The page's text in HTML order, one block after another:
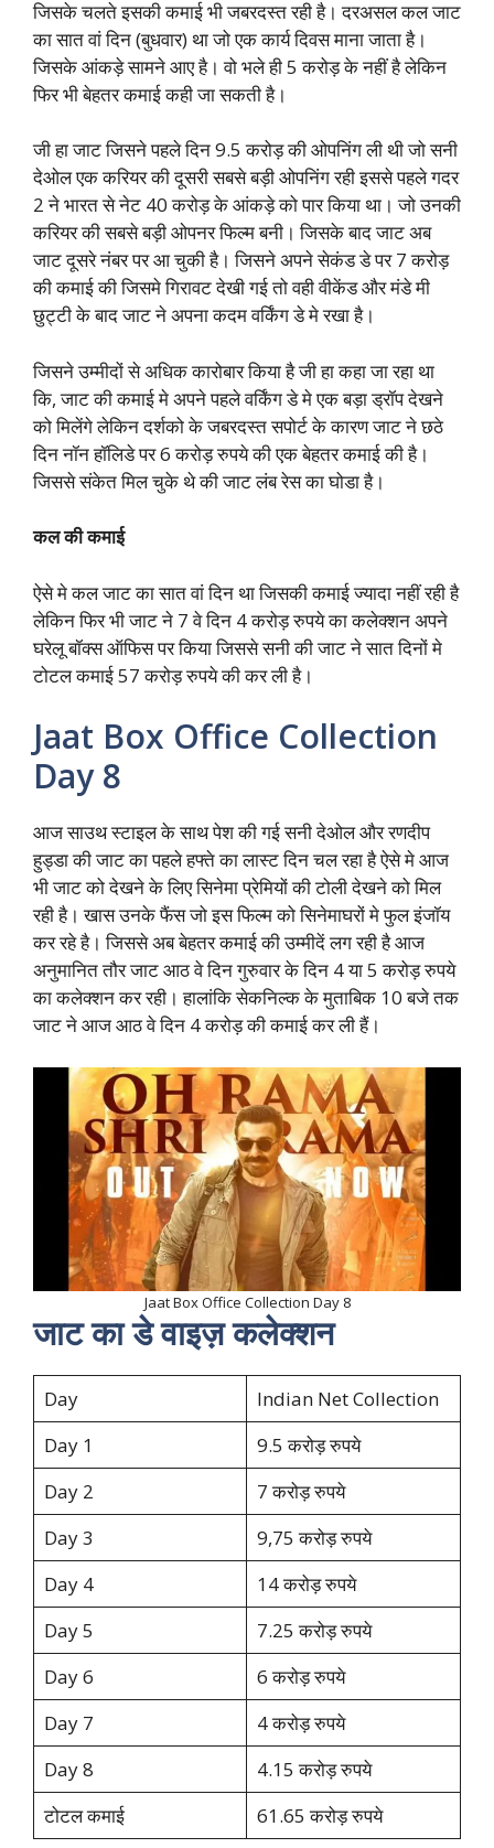
जिसके चलते इसकी कमाई भी जबरदस्त रही है। दरअसल कल जाट
का सात वां दिन (बुधवार) था जो एक कार्य दिवस माना जाता है।
जिसके आंकड़े सामने आए है। वो भले ही 5 करोड़ के नहीं है लेकिन
फिर भी बेहतर कमाई कही जा सकती है।
जी हा जाट जिसने पहले दिन 9.5 करोड़ की ओपनिंग ली थी जो सनी
देओल एक करियर की दूसरी सबसे बड़ी ओपनिंग रही इससे पहले गदर
2 ने भारत से नेट 40 करोड़ के आंकड़े को पार किया था। जो उनकी
करियर की सबसे बड़ी ओपनर फिल्म बनी। जिसके बाद जाट अब
जाट दूसरे नंबर पर आ चुकी है। जिसने अपने सेकंड डे पर 7 करोड़
की कमाई की जिसमे गिरावट देखी गई तो वही वीकेंड और मंडे मी
छुट्टी के बाद जाट ने अपना कदम वर्किंग डे मे रखा है।
जिसने उम्मीदों से अधिक कारोबार किया है जी हा कहा जा रहा था
कि, जाट की कमाई मे अपने पहले वर्किंग डे मे एक बड़ा ड्रॉप देखने
को मिलेंगे लेकिन दर्शको के जबरदस्त सपोर्ट के कारण जाट ने छठे
दिन नॉन हॉलिडे पर 6 करोड़ रुपये की एक बेहतर कमाई की है।
जिससे संकेत मिल चुके थे की जाट लंब रेस का घोडा है।
कल की कमाई
ऐसे मे कल जाट का सात वां दिन था जिसकी कमाई ज्यादा नहीं रही है
लेकिन फिर भी जाट ने 7 वे दिन 4 करोड़ रुपये का कलेक्शन अपने
घरेलू बॉक्स ऑफिस पर किया जिससे सनी की जाट ने सात दिनों मे
टोटल कमाई 57 करोड़ रुपये की कर ली है।
Jaat Box Office Collection
Day 8
आज साउथ स्टाइल के साथ पेश की गई सनी देओल और रणदीप
हुड्डा की जाट का पहले हफ्ते का लास्ट दिन चल रहा है ऐसे मे आज
भी जाट को देखने के लिए सिनेमा प्रेमियों की टोली देखने को मिल
रही है। खास उनके फैंस जो इस फिल्म को सिनेमाघरों मे फुल इंजॉय
कर रहे है। जिससे अब बेहतर कमाई की उम्मीदें लग रही है आज
अनुमानित तौर जाट आठ वे दिन गुरुवार के दिन 4 या 5 करोड़ रुपये
का कलेक्शन कर रही। हालांकि सेकनिल्क के मुताबिक 10 बजे तक
जाट ने आज आठ वे दिन 4 करोड़ की कमाई कर ली हैं।
Jaat Box Office Collection Day 8
जाट का डे वाइज़ कलेक्शन
Day
Indian Net Collection
Day 1
9.5 करोड़ रुपये
Day 2
7 करोड़ रुपये
Day 3
9,75 करोड़ रुपये
Day 4
14 करोड़ रुपये
Day 5
7.25 करोड़ रुपये
Day 6
6 करोड़ रुपये
Day 7
4 करोड़ रुपये
Day 8
4.15 करोड़ रुपये
टोटल कमाई
61.65 करोड़ रुपये